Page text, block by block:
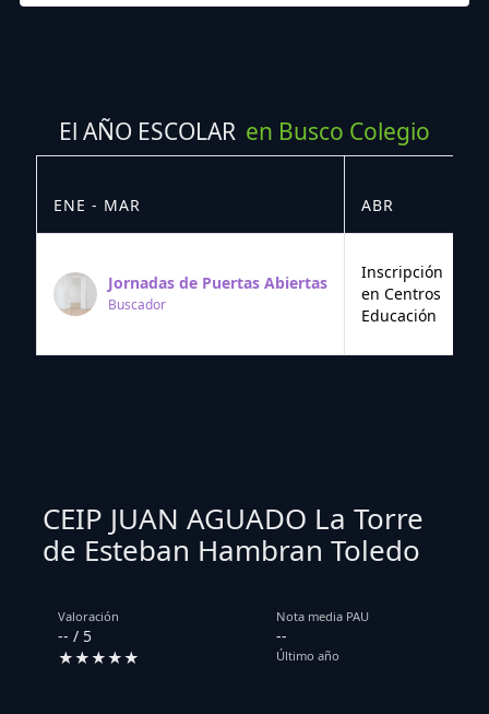
El AÑO ESCOLAR en Busco Colegio
ENE - MAR ABR
Jornadas de Puertas Abiertas
Buscador
Inscripción
en Centros
Educación
CEIP JUAN AGUADO La Torre
de Esteban Hambran Toledo
Valoración
-- / 5
★★★★★
Nota media PAU
--
Último año